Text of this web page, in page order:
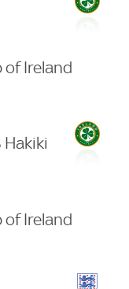
of Ireland
Hakiki
of Ireland